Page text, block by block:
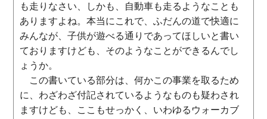
も走りなさい、しかも、自動車も走るようなことも
ありますよね。本当にこれで、ふだんの道で快適に
みんなが、子供が遊べる通りであってほしいと書い
ておりますけども、そのようなことができるんでし
ょうか。
この書いている部分は、何かこの事業を取るため
に、わざわざ付記されているようなものも疑わされ
ますけども、ここもせっかく、いわゆるウォーカブ